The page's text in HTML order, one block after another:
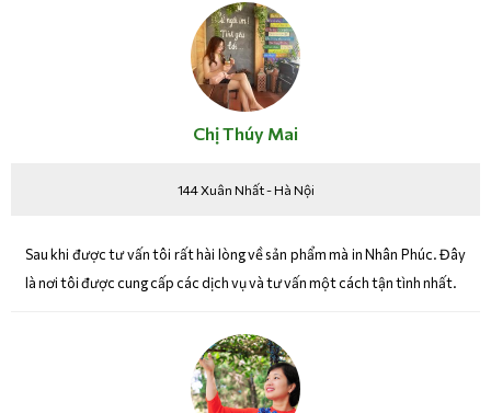
Chị Thúy Mai
144 Xuân Nhất - Hà Nội
Sau khi được tư vấn tôi rất hài lòng về sản phẩm mà in Nhân Phúc. Đây
là nơi tôi được cung cấp các dịch vụ và tư vấn một cách tận tình nhất.